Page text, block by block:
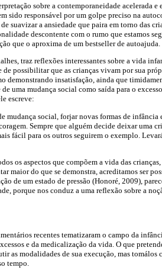
sobre a contemporaneidade acelerada
sido responsável por um golpe preciso na
suavizar a ansiedade que paira em torno das
descontente com o rumo que estamos
que o aproxima de um best­seller de autoajuda.
traz reflexões interessantes sobre a vida
de possibilitar que as crianças vivam por sua
demonstrando insatisfação, ainda que
uma mudança social como saída para o
escreve:
mudança social, forjar novas formas de
Sempre que alguém decide deixar uma
fácil para os outros seguirem o exemplo.
os aspectos que compõem a vida das
maior do que se demonstra, acreditamos ser
de um estado de pressão (Honoré, 2009),
porque nos conduz a uma reflexão sobre a
recentes tematizaram o campo da
e da medicalização da vida. O que
as modalidades de sua execução, mas tomá­los
tempo.